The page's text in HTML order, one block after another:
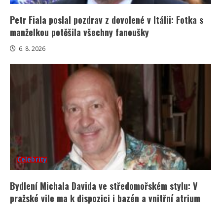
Petr Fiala poslal pozdrav z dovolené v Itálii: Fotka s
manželkou potěšila všechny fanoušky
6. 8. 2026
Celebrity
Bydlení Michala Davida ve středomořském stylu: V
pražské vile ma k dispozici i bazén a vnitřní atrium